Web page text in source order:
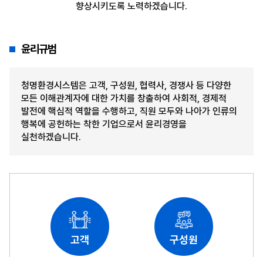
향상시키도록 노력하겠습니다.
윤리규범
청명환경시스템은 고객, 구성원, 협력사, 경쟁사 등 다양한
모든 이해관계자에 대한 가치를 창출하여 사회적, 경제적
발전에 핵심적 역할을 수행하고, 직원 모두와 나아가 인류의
행복에 공헌하는 착한 기업으로서 윤리경영을
실천하겠습니다.
고객 구성원